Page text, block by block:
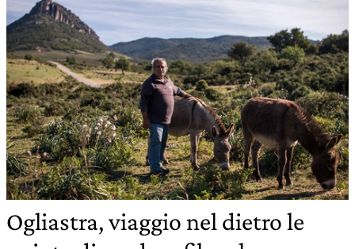
Ogliastra, viaggio nel dietro le